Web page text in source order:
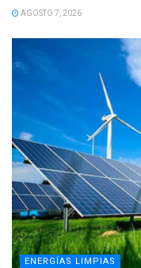
AGOSTO 7, 2026
ENERGÍAS LIMPIAS